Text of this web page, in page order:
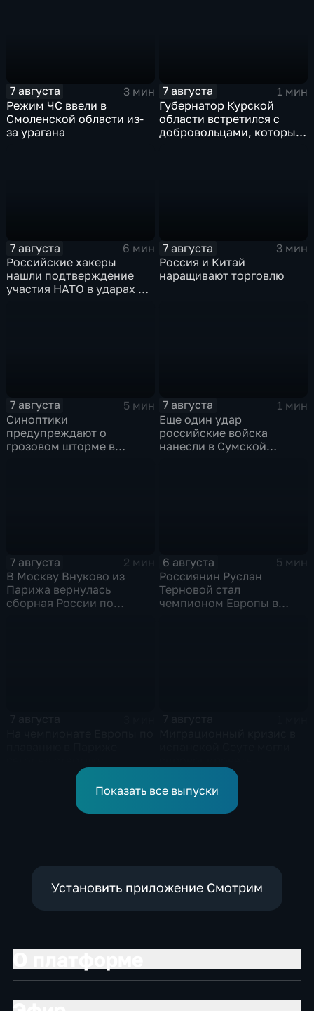
7 августа
3 мин
Режим ЧС ввели в
Смоленской области из-
за урагана
7 августа
1 мин
Губернатор Курской
области встретился с
добровольцами, которые
7 августа
6 мин
Российские хакеры
нашли подтверждение
участия НАТО в ударах по
7 августа
3 мин
Россия и Китай
наращивают торговлю
7 августа
5 мин
Синоптики
предупреждают о
грозовом шторме в
7 августа
1 мин
Еще один удар
российские войска
нанесли в Сумской
7 августа
2 мин
В Москву Внуково из
Парижа вернулась
сборная России по
6 августа
5 мин
Россиянин Руслан
Терновой стал
чемпионом Европы в
соревнования по хай-
спецслужбы Израиля
Показать все выпуски
Установить приложение Смотрим